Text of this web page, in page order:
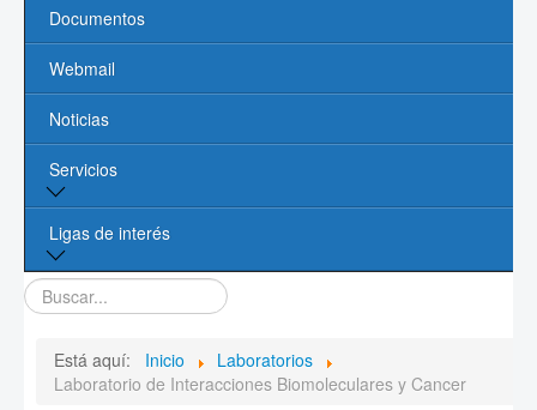
Doctorado
Profesores
Líneas de Investigación
Contacto
Documentos
Webmail
Noticias
Servicios
Biblioteca
Cómputo
Ligas de interés
Página de la UASLP
CONACYT
Buscar...
Está aquí: Inicio
Laboratorios
Laboratorio de Interacciones Biomoleculares y Cancer